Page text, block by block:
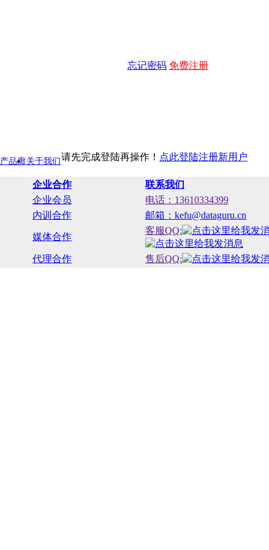
忘记密码 免费注册
产品廊关于我们请先完成登陆再操作！ 点此登陆注册新用户
企业合作 联系我们
企业会员
电话：13610334399
内训合作 邮箱：kefu@dataguru.cn
媒体合作
客服QQ:
代理合作 售后QQ: